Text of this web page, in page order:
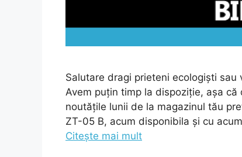
Salutare dragi prieteni ecologiști
Avem puțin timp la dispoziție, așa
noutățile lunii de la magazinul tău
ZT-05 B, acum disponibila și cu
Citește mai mult